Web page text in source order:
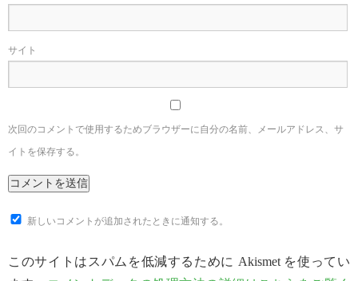
サイト
次回のコメントで使用するためブラウザーに自分の名前、メールアドレス、サ
イトを保存する。
新しいコメントが追加されたときに通知する。
このサイトはスパムを低減するために Akismet を使ってい